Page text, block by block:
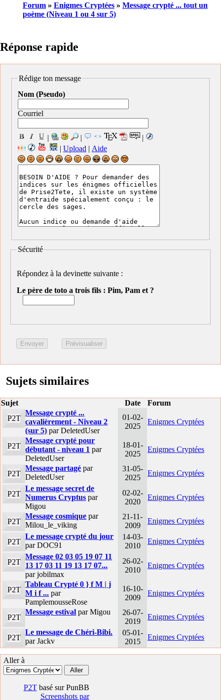
Forum » Enigmes Cryptées » Message crypté ... tout un
poème (Niveau 1 ou 4 sur 5)
Réponse rapide
Rédige ton message
Nom (Pseudo)
Courriel
| |
|
| Upload | Aide
Sécurité
Répondez à la devinette suivante :
Le père de toto a trois fils : Pim, Pam et ?
Sujets similaires
Sujet Date
Forum
P2T
Message crypté ...
cavalièrement - Niveau 2
(sur 5) par DeletedUser
01-02-
2025
Enigmes Cryptées
P2T
Message crypté pour
débutant - niveau 1 par
DeletedUser
18-01-
2025
Enigmes Cryptées
P2T
Message partagé par
DeletedUser
31-05-
2025
Enigmes Cryptées
P2T
Le message secret de
Numerus Cryptus par
Migou
02-02-
2020
Enigmes Cryptées
P2T
Message cosmique par
Milou_le_viking
21-11-
2009
Enigmes Cryptées
P2T
Le message crypté du jour
par DOC91
14-03-
2010
Enigmes Cryptées
P2T
Message 02 03 05 19 07 11
13 17 03 11 19 13 17 07...
par jobilmax
26-02-
2010
Enigmes Cryptées
P2T
Tableau Crypté 0 } f M | j
M i f ... par
PamplemousseRose
16-10-
2009
Enigmes Cryptées
P2T
Message estival par Migou
26-07-
2019
Enigmes Cryptées
P2T
Le message de Chéri-Bibi.
par Jackv
05-01-
2015
Enigmes Cryptées
Aller à
P2Tbasé sur PunBB
Screenshots par